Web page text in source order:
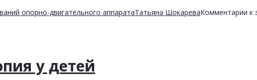
опорно-двигательного аппаратаТатьяна ШокареваКомментарии к
у детей